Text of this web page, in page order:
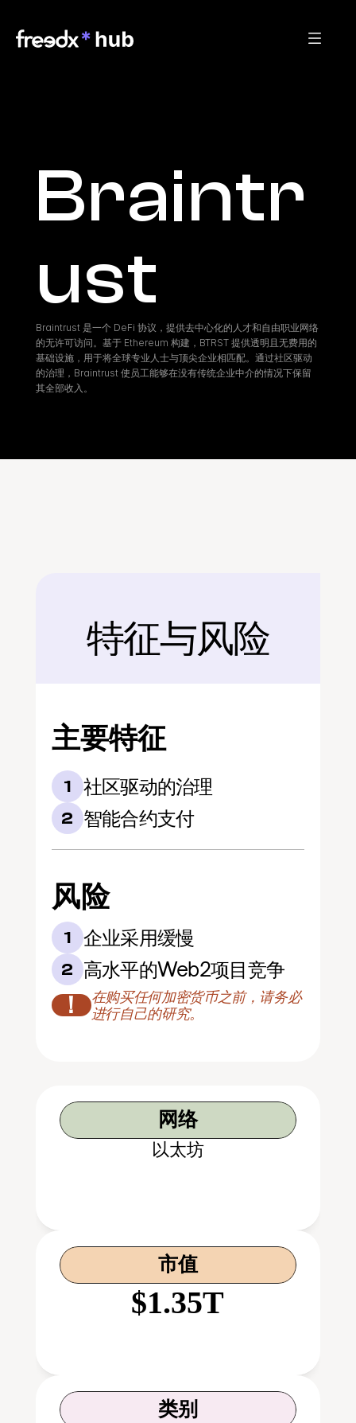
Braintr
ust
Braintrust 是一个 DeFi 协议，提供去中心化的人才和自由职业网络
的无许可访问。基于 Ethereum 构建，BTRST 提供透明且无费用的
基础设施，用于将全球专业人士与顶尖企业相匹配。通过社区驱动
的治理，Braintrust 使员工能够在没有传统企业中介的情况下保留
其全部收入。
后面
特征与风险
主要特征
1 社区驱动的治理
2 智能合约支付
风险
1 企业采用缓慢
2 高水平的Web2项目竞争
！
在购买任何加密货币之前，请务必
进行自己的研究。
网络
以太坊
市值
$1.35T
类别